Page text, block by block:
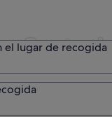
Costa
el lugar de recogida
el lugar de recogida